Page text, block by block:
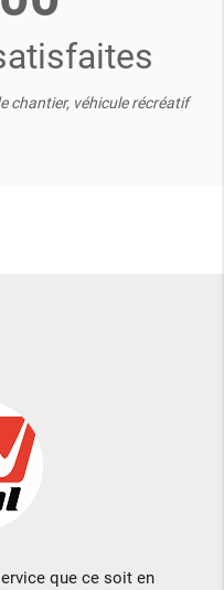
chantier, véhicule récréatif
que ce soit en